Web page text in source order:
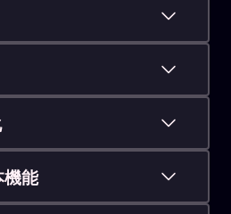
からでOK。もうアイデアを失
マ、ライトテーマ、およびコ
ーマと完全に互換性があり
いて、インターフェースとコ
す。もしあなたの言語がまだ
場合は、追加いたします。
体験。モバイル向けに最適化
ド、および構造を提供しま
能
はありません。すべてのネイ